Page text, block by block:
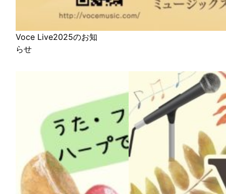
Voce Live2025のお知
らせ